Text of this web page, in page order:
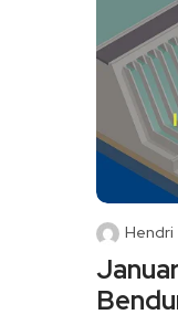
Hendri